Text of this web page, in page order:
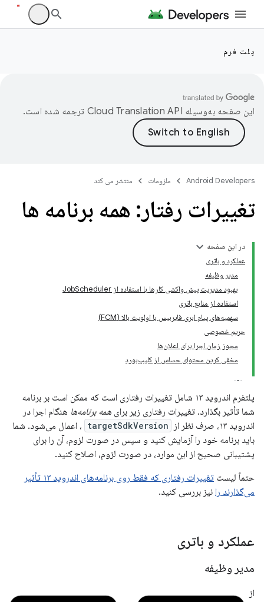
پلت فرم
این صفحه به‌وسیله ترجمه شده است.
Android Developers ملزومات منتشر می کند
تغییرات رفتار: همه برنامه ها
در این صفحه
عملکرد و باتری
مدیر وظیفه
بهبود مدیریت پیش واکشی کارها با استفاده از JobScheduler
استفاده از منابع باتری
سهمیه‌های پیام ابری فایربیس با اولویت بالا (FCM)
حریم خصوصی
مجوز زمان اجرا برای اعلان‌ها
مخفی کردن محتوای حساس از کلیپ‌بورد
پلتفرم اندروید ۱۳ شامل تغییرات رفتاری است که ممکن است بر برنامه
شما تأثیر بگذارد. تغییرات رفتاری زیر برای همه برنامه‌ها هنگام اجرا در
اندروید ۱۳، صرف نظر از
targetSdkVersion ، اعمال می‌شود. شما
باید برنامه خود را آزمایش کنید و سپس در صورت لزوم، آن را برای
پشتیبانی صحیح از این موارد، در صورت لزوم، اصلاح کنید.
حتماً لیست
تغییرات رفتاری که فقط روی برنامه‌های اندروید ۱۳ تأثیر
می‌گذارند را نیز بررسی کنید.
عملکرد و باتری
مدیر وظیفه
از